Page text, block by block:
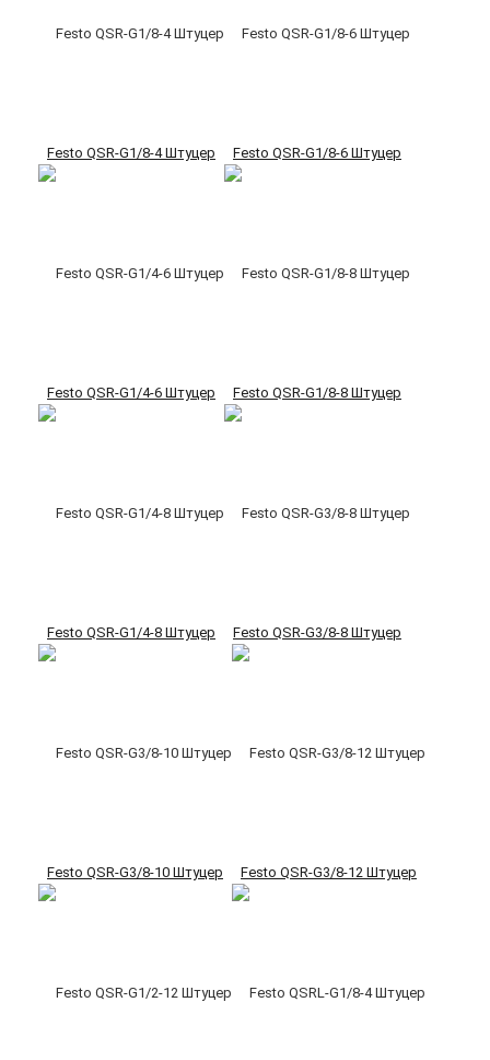
Festo QSR-G1/8-4 Штуцер Festo QSR-G1/8-6 Штуцер
Festo QSR-G1/4-6 Штуцер Festo QSR-G1/8-8 Штуцер
Festo QSR-G1/4-8 Штуцер Festo QSR-G3/8-8 Штуцер
Festo QSR-G3/8-10 Штуцер Festo QSR-G3/8-12 Штуцер